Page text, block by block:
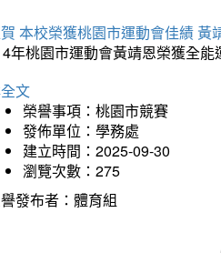
本校榮獲桃園市運動會佳績
年桃園市運動會黃靖恩榮獲全
文
榮譽事項：桃園市競賽
發佈單位：學務處
建立時間：2025-09-30
瀏覽次數：275
發布者：體育組